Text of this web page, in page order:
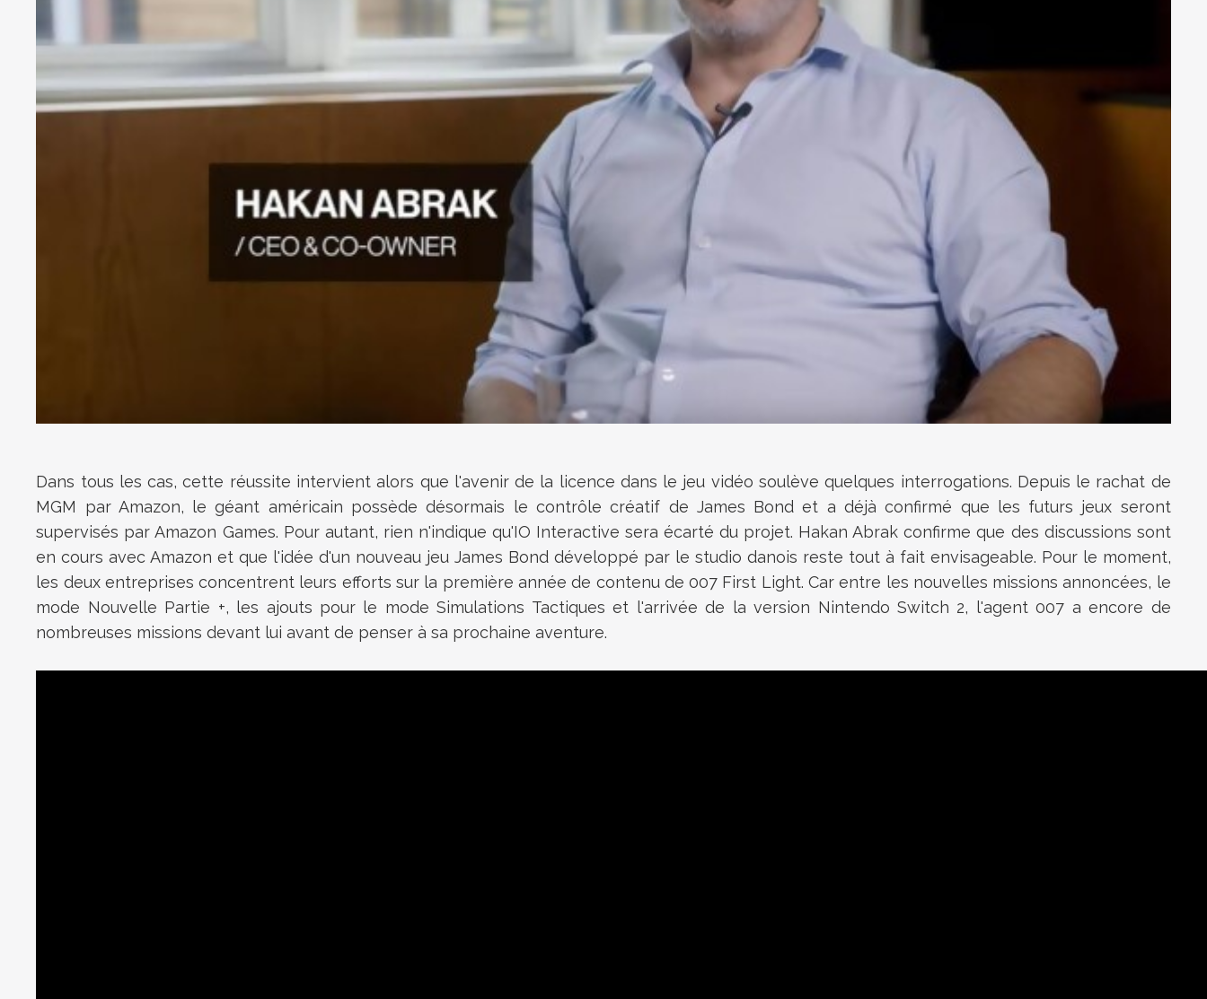
Dans tous les cas, cette réussite intervient alors que l'avenir de la licence dans le jeu vidéo soulève quelques interrogations. Depuis le rachat de
MGM par Amazon, le géant américain possède désormais le contrôle créatif de James Bond et a déjà confirmé que les futurs jeux seront
supervisés par Amazon Games. Pour autant, rien n'indique qu'IO Interactive sera écarté du projet. Hakan Abrak confirme que des discussions sont
en cours avec Amazon et que l'idée d'un nouveau jeu James Bond développé par le studio danois reste tout à fait envisageable. Pour le moment,
les deux entreprises concentrent leurs efforts sur la première année de contenu de 007 First Light. Car entre les nouvelles missions annoncées, le
mode Nouvelle Partie +, les ajouts pour le mode Simulations Tactiques et l'arrivée de la version Nintendo Switch 2, l'agent 007 a encore de
nombreuses missions devant lui avant de penser à sa prochaine aventure.